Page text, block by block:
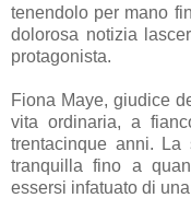
tenendolo per mano
dolorosa notizia
protagonista.
Fiona Maye, giudice
vita ordinaria, a
trentacinque anni.
tranquilla fino a
essersi infatuato di